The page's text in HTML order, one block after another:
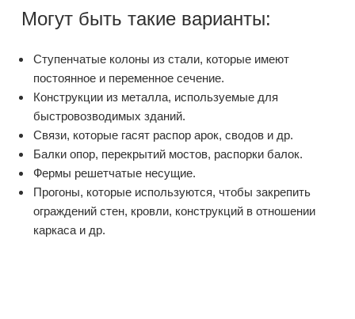
Могут быть такие варианты:
Ступенчатые колоны из стали, которые имеют
постоянное и переменное сечение.
Конструкции из металла, используемые для
быстровозводимых зданий.
Связи, которые гасят распор арок, сводов и др.
Балки опор, перекрытий мостов, распорки балок.
Фермы решетчатые несущие.
Прогоны, которые используются, чтобы закрепить
ограждений стен, кровли, конструкций в отношении
каркаса и др.